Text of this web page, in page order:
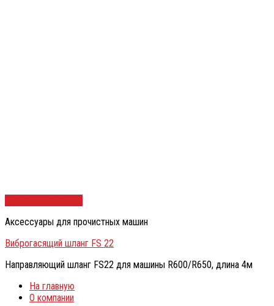
Аксессуары для прочистных машин
Виброгасящий шланг FS 22
Направляющий шланг FS22 для машины R600/R650, длина 4м
На главную
О компании